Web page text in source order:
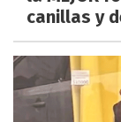
canillas y